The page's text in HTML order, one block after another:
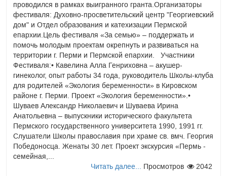
проводился в рамках выигранного гранта.Организаторы
фестиваля: Духовно-просветительский центр "Георгиевский
дом" и Отдел образования и катехизации Пермской
епархии.Цель фестиваля «За семью» – поддержать и
помочь молодым проектам окрепнуть и развиваться на
территории г. Перми и Пермской епархии. Участники
Фестиваля:• Кавелина Алла Генриховна – акушер-
гинеколог, опыт работы 34 года, руководитель Школы-клуба
для родителей «Экология беременности» в Кировском
районе г. Перми. Проект «Экология беременности».•
Шуваев Александр Николаевич и Шуваева Ирина
Анатольевна – выпускники исторического факультета
Пермского государственного университета 1990, 1991 гг.
Слушатели Школы православия при храме св. вмч. Георгия
Победоносца. Женаты 30 лет. Проект экскурсия «Пермь -
семейная,...
Читать далее...
Просмотров 2042
В рамках XIV Краевых
Феофановских
образовательных чтений 7
декабря 2018 года в
Пермской Духовной
семинарии состоялась
работа секции по
катехизации
«Систематизация катехизаторской деятельности на
приходах Пермской епархии» На секции были
представлены следующие доклады: 1. Опыт катехизации
на приходе: взгляд настоятеля. Протоиерей Игорь
Ануфриев, руководитель Отдела религиозного
образования и катехизации Пермской епархии, настоятель
храма св.вмч. Георгия Победоносца г. Перми. 2. О конкурсе
для специалистов в области катехизации «Колокол».
Солодникова Светлана Владимировна, методист Отдела